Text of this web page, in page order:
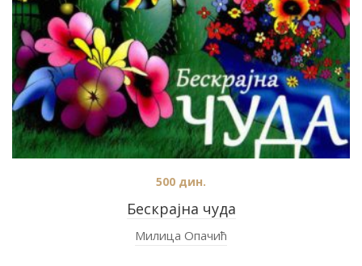
Бескрајна чуда
500 дин.
Милица Опачић